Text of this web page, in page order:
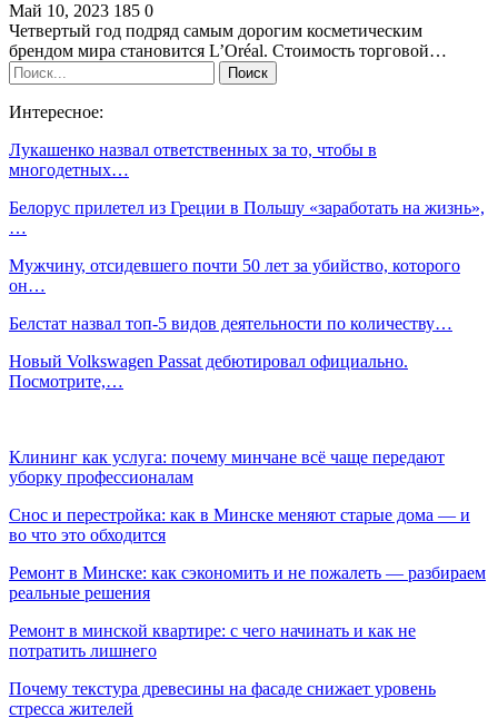
Май 10, 2023 185 0
Четвертый год подряд самым дорогим косметическим
брендом мира становится L’Oréal. Стоимость торговой…
Интересное:
Лукашенко назвал ответственных за то, чтобы в
многодетных…
Белорус прилетел из Греции в Польшу «заработать на жизнь»,
…
Мужчину, отсидевшего почти 50 лет за убийство, которого
он…
Белстат назвал топ-5 видов деятельности по количеству…
Новый Volkswagen Passat дебютировал официально.
Посмотрите,…
Клининг как услуга: почему минчане всё чаще передают
уборку профессионалам
Снос и перестройка: как в Минске меняют старые дома — и
во что это обходится
Ремонт в Минске: как сэкономить и не пожалеть — разбираем
реальные решения
Ремонт в минской квартире: с чего начинать и как не
потратить лишнего
Почему текстура древесины на фасаде снижает уровень
стресса жителей